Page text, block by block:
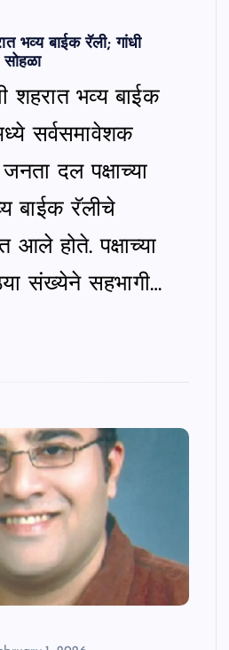
भव्य बाईक रॅली; गांधी
शहरात भव्य बाईक
सर्वसमावेशक
दल पक्षाच्या
बाईक रॅलीचे
होते. पक्षाच्या
संख्येने सहभागी…